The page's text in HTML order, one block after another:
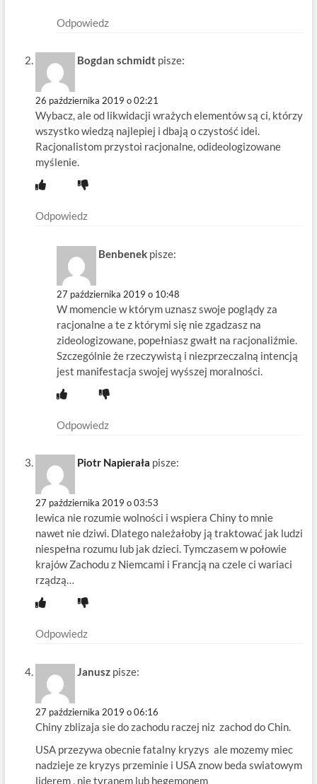
Odpowiedz
Bogdan schmidt pisze:
26 października 2019 o 02:21
Wybacz, ale od likwidacji wrażych elementów są ci, którzy
wszystko wiedzą najlepiej i dbają o czystość idei.
Racjonalistom przystoi racjonalne, odideologizowane
myślenie.
Odpowiedz
Benbenek pisze:
27 października 2019 o 10:48
W momencie w którym uznasz swoje poglądy za
racjonalne a te z którymi się nie zgadzasz na
zideologizowane, popełniasz gwałt na racjonaliźmie.
Szczególnie że rzeczywistą i niezprzeczalną intencją
jest manifestacja swojej wyśszej moralności.
Odpowiedz
Piotr Napierała pisze:
27 października 2019 o 03:53
lewica nie rozumie wolności i wspiera Chiny to mnie
nawet nie dziwi. Dlatego należałoby ją traktować jak ludzi
niespełna rozumu lub jak dzieci. Tymczasem w połowie
krajów Zachodu z Niemcami i Francją na czele ci wariaci
rządzą…
Odpowiedz
Janusz pisze:
27 października 2019 o 06:16
Chiny zblizaja sie do zachodu raczej niz zachod do Chin.
USA przezywa obecnie fatalny kryzys ale mozemy miec
nadzieje ze kryzys przeminie i USA znow beda swiatowym
liderem , nie tyranem lub hegemonem